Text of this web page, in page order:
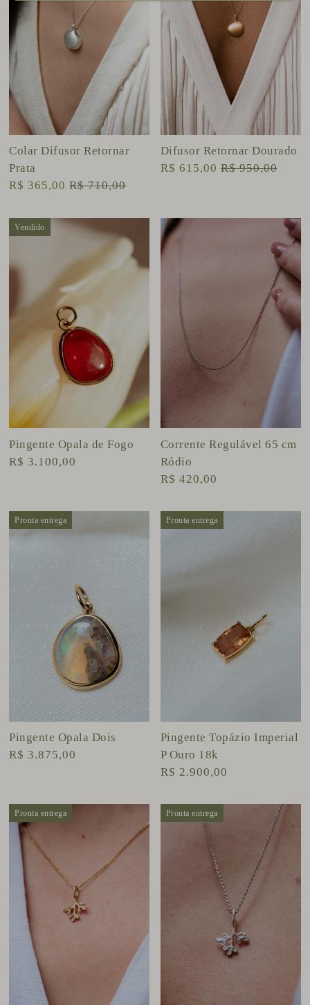
Colar Difusor Retornar
Prata
R$ 365,00 R$ 710,00
Difusor Retornar Dourado
R$ 615,00 R$ 950,00
Vendido
Pingente Opala de Fogo
R$ 3.100,00
Corrente Regulável 65 cm
Ródio
R$ 420,00
Pronta entrega
Pingente Opala Dois
R$ 3.875,00
Pronta entrega
Pingente Topázio Imperial
P Ouro 18k
R$ 2.900,00
Pronta entrega Pronta entrega